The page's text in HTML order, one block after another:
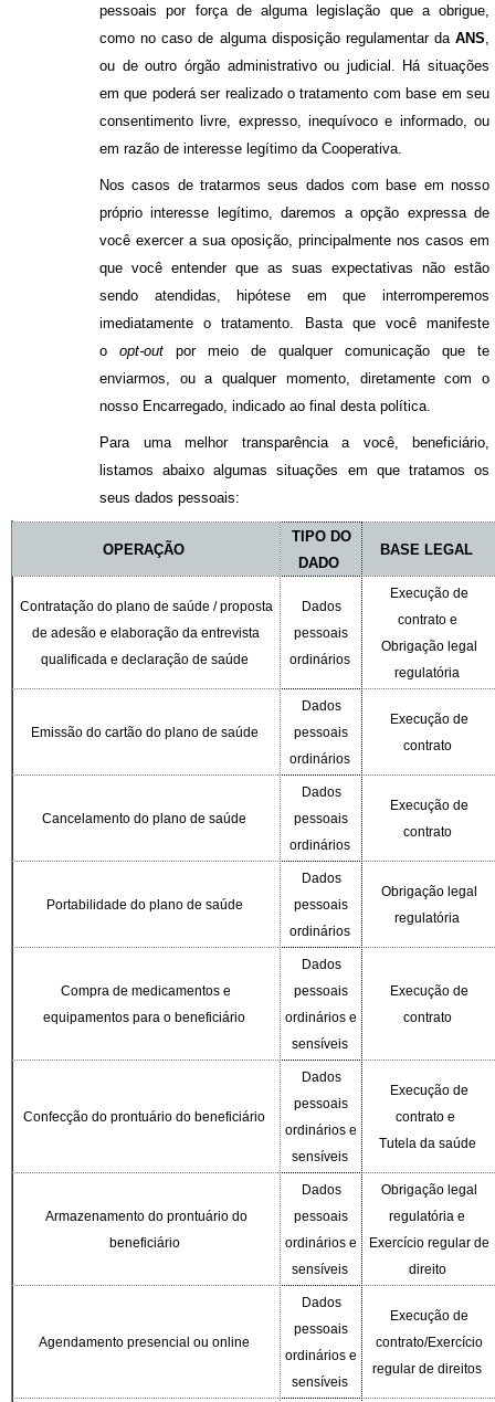
pessoais por força de alguma legislação que a obrigue,
como no caso de alguma disposição regulamentar da ANS
ou de outro órgão administrativo ou judicial. Há situações
em que poderá ser realizado o tratamento com base em seu
consentimento livre, expresso, inequívoco e informado, ou
em razão de interesse legítimo da Cooperativa.
Nos casos de tratarmos seus dados com base em nosso
próprio interesse legítimo, daremos a opção expressa de
você exercer a sua oposição, principalmente nos casos em
que você entender que as suas expectativas não estão
sendo atendidas, hipótese em que interromperemos
imediatamente o tratamento. Basta que você manifeste
o opt-out por meio de qualquer comunicação que te
enviarmos, ou a qualquer momento, diretamente com o
nosso Encarregado, indicado ao final desta política.
Para uma melhor transparência a você, beneficiário,
listamos abaixo algumas situações em que tratamos os
seus dados pessoais:
OPERAÇÃO
TIPO DO
DADO
BASE LEGAL
Contratação do plano de saúde / proposta
de adesão e elaboração da entrevista
qualificada e declaração de saúde
Dados
pessoais
ordinários
Execução de
contrato e
Obrigação legal
regulatória
Emissão do cartão do plano de saúde
Dados
pessoais
ordinários
Execução de
contrato
Cancelamento do plano de saúde
Dados
pessoais
ordinários
Execução de
contrato
Portabilidade do plano de saúde
Dados
pessoais
ordinários
Obrigação legal
regulatória
Compra de medicamentos e
equipamentos para o beneficiário
Dados
pessoais
ordinários e
sensíveis
Execução de
contrato
Confecção do prontuário do beneficiário
Dados
pessoais
ordinários e
sensíveis
Execução de
contrato e
Tutela da saúde
Armazenamento do prontuário do
beneficiário
Dados
pessoais
ordinários e
sensíveis
Obrigação legal
regulatória e
Exercício regular de
direito
Agendamento presencial ou online
Dados
pessoais
ordinários e
sensíveis
Execução de
contrato/Exercício
regular de direitos